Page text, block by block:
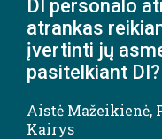
DI personalo
atrankas
įvertinti jų
pasitelkiant DI?
Aistė Mažeikienė,
Kairys